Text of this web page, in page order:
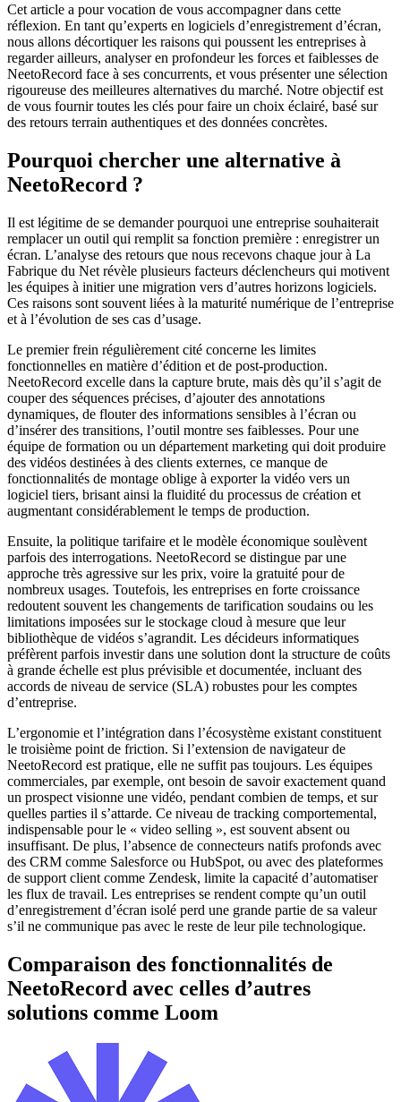
Cet article a pour vocation de vous accompagner dans cette
réflexion. En tant qu’experts en logiciels d’enregistrement d’écran,
nous allons décortiquer les raisons qui poussent les entreprises à
regarder ailleurs, analyser en profondeur les forces et faiblesses de
NeetoRecord face à ses concurrents, et vous présenter une sélection
rigoureuse des meilleures alternatives du marché. Notre objectif est
de vous fournir toutes les clés pour faire un choix éclairé, basé sur
des retours terrain authentiques et des données concrètes.
Pourquoi chercher une alternative à
NeetoRecord ?
Il est légitime de se demander pourquoi une entreprise souhaiterait
remplacer un outil qui remplit sa fonction première : enregistrer un
écran. L’analyse des retours que nous recevons chaque jour à La
Fabrique du Net révèle plusieurs facteurs déclencheurs qui motivent
les équipes à initier une migration vers d’autres horizons logiciels.
Ces raisons sont souvent liées à la maturité numérique de l’entreprise
et à l’évolution de ses cas d’usage.
Le premier frein régulièrement cité concerne les limites
fonctionnelles en matière d’édition et de post-production.
NeetoRecord excelle dans la capture brute, mais dès qu’il s’agit de
couper des séquences précises, d’ajouter des annotations
dynamiques, de flouter des informations sensibles à l’écran ou
d’insérer des transitions, l’outil montre ses faiblesses. Pour une
équipe de formation ou un département marketing qui doit produire
des vidéos destinées à des clients externes, ce manque de
fonctionnalités de montage oblige à exporter la vidéo vers un
logiciel tiers, brisant ainsi la fluidité du processus de création et
augmentant considérablement le temps de production.
Ensuite, la politique tarifaire et le modèle économique soulèvent
parfois des interrogations. NeetoRecord se distingue par une
approche très agressive sur les prix, voire la gratuité pour de
nombreux usages. Toutefois, les entreprises en forte croissance
redoutent souvent les changements de tarification soudains ou les
limitations imposées sur le stockage cloud à mesure que leur
bibliothèque de vidéos s’agrandit. Les décideurs informatiques
préfèrent parfois investir dans une solution dont la structure de coûts
à grande échelle est plus prévisible et documentée, incluant des
accords de niveau de service (SLA) robustes pour les comptes
d’entreprise.
L’ergonomie et l’intégration dans l’écosystème existant constituent
le troisième point de friction. Si l’extension de navigateur de
NeetoRecord est pratique, elle ne suffit pas toujours. Les équipes
commerciales, par exemple, ont besoin de savoir exactement quand
un prospect visionne une vidéo, pendant combien de temps, et sur
quelles parties il s’attarde. Ce niveau de tracking comportemental,
indispensable pour le « video selling », est souvent absent ou
insuffisant. De plus, l’absence de connecteurs natifs profonds avec
des CRM comme Salesforce ou HubSpot, ou avec des plateformes
de support client comme Zendesk, limite la capacité d’automatiser
les flux de travail. Les entreprises se rendent compte qu’un outil
d’enregistrement d’écran isolé perd une grande partie de sa valeur
s’il ne communique pas avec le reste de leur pile technologique.
Comparaison des fonctionnalités de
NeetoRecord avec celles d’autres
solutions comme Loom